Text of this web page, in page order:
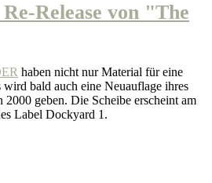
Release von "The
haben nicht nur Material für eine
wird bald auch eine Neuauflage ihres
geben. Die Scheibe erscheint am
Label Dockyard 1.